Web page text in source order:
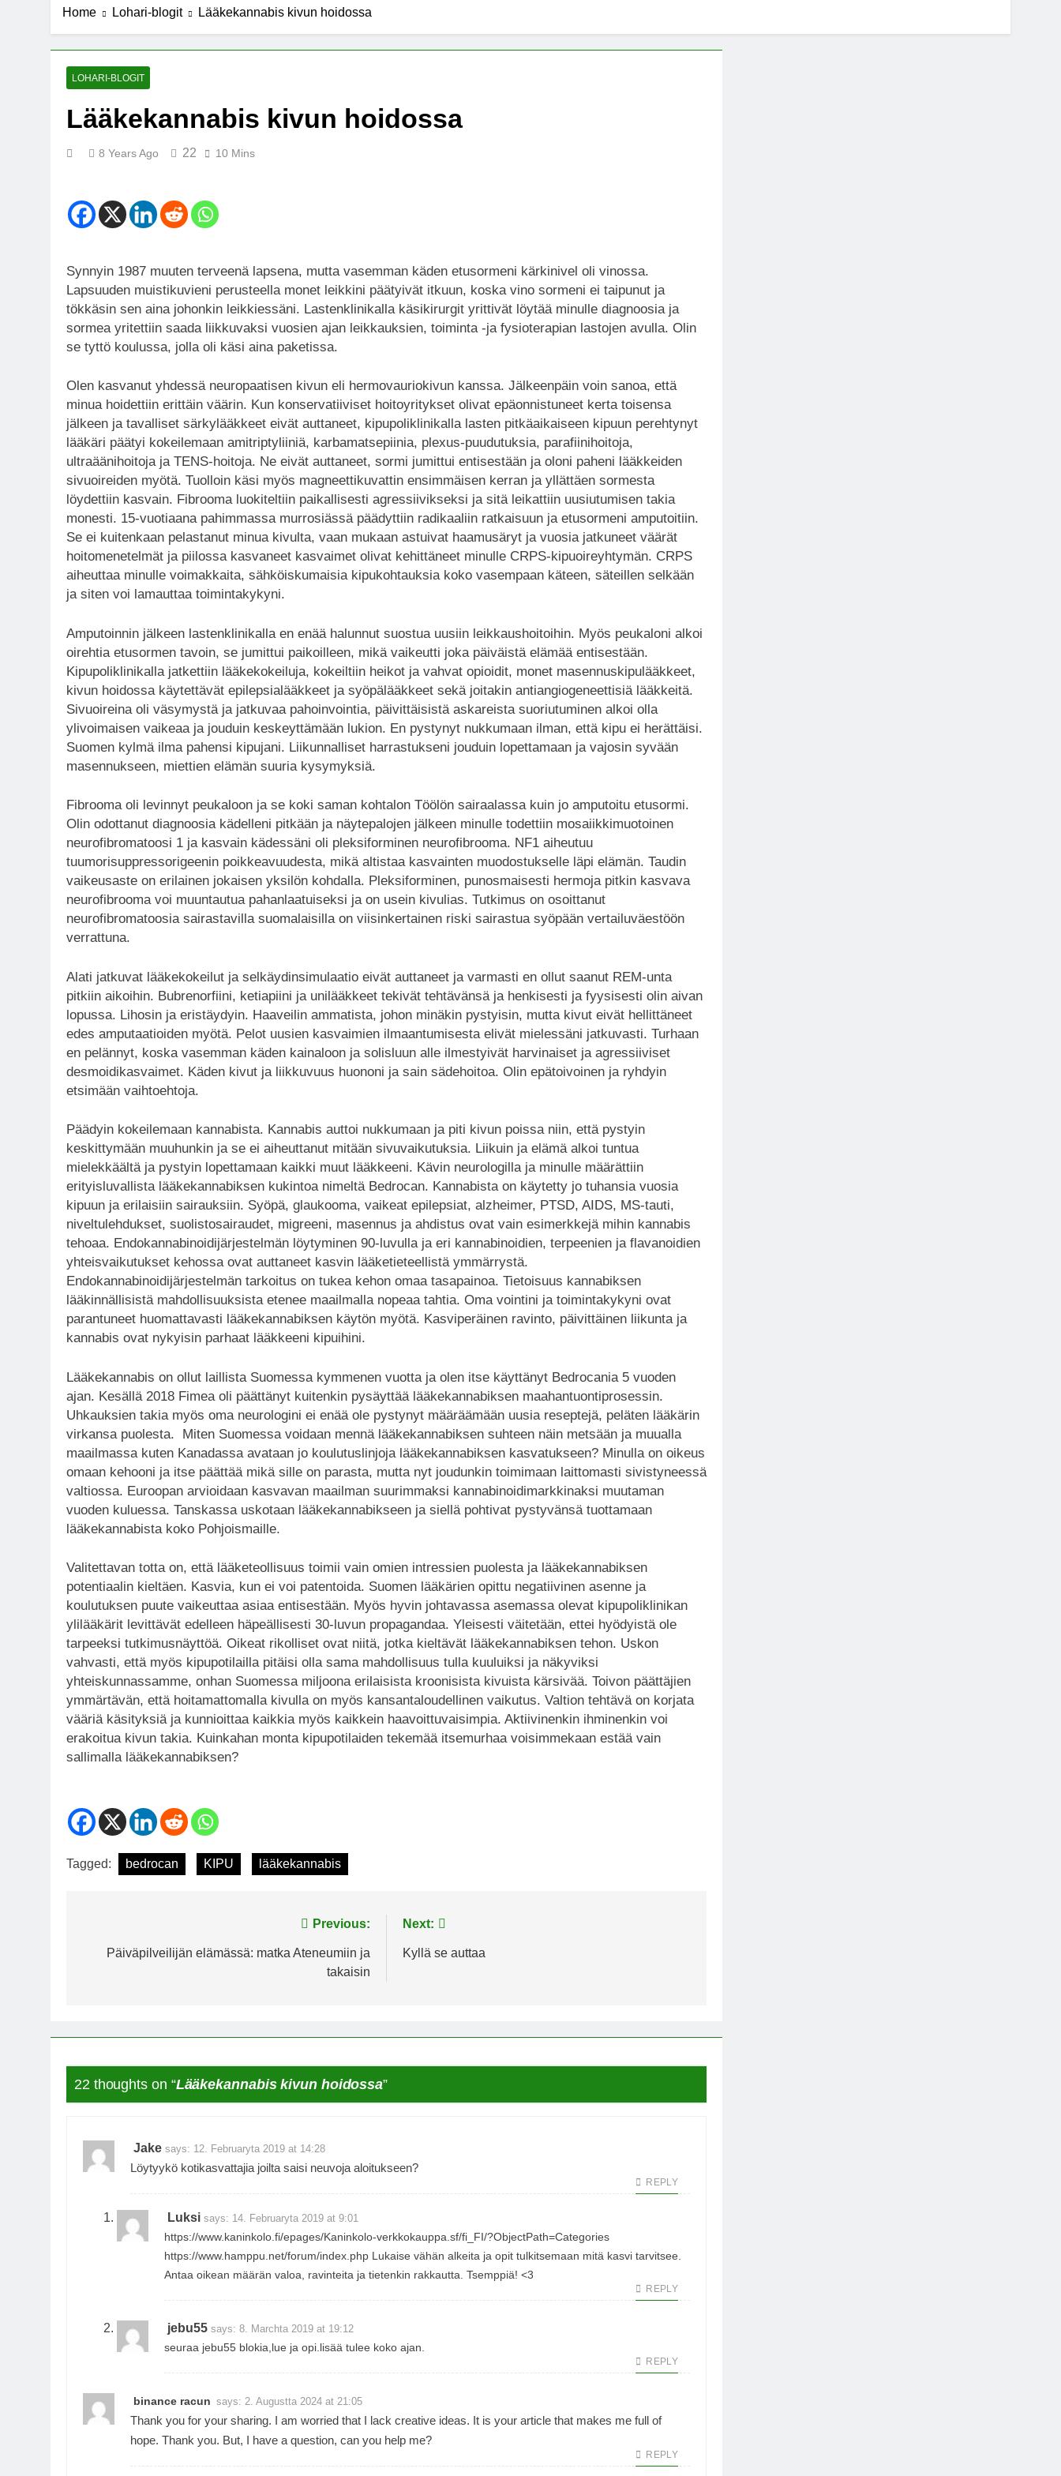
7 Years Ago
Michael J. Fox -säätiö lääkekannabistutkimusten kannalla
Meksiko äänestää kannabiksen viihdekäytön laillistamisesta
Home Lohari-blogit Lääkekannabis kivun hoidossa
LOHARI-BLOGIT
Lääkekannabis kivun hoidossa
8 Years Ago 22 10 Mins
Synnyin 1987 muuten terveenä lapsena, mutta vasemman käden etusormeni kärkinivel oli vinossa.
Lapsuuden muistikuvieni perusteella monet leikkini päätyivät itkuun, koska vino sormeni ei taipunut ja
tökkäsin sen aina johonkin leikkiessäni. Lastenklinikalla käsikirurgit yrittivät löytää minulle diagnoosia ja
sormea yritettiin saada liikkuvaksi vuosien ajan leikkauksien, toiminta -ja fysioterapian lastojen avulla. Olin
se tyttö koulussa, jolla oli käsi aina paketissa.
Olen kasvanut yhdessä neuropaatisen kivun eli hermovauriokivun kanssa. Jälkeenpäin voin sanoa, että
minua hoidettiin erittäin väärin. Kun konservatiiviset hoitoyritykset olivat epäonnistuneet kerta toisensa
jälkeen ja tavalliset särkylääkkeet eivät auttaneet, kipupoliklinikalla lasten pitkäaikaiseen kipuun perehtynyt
lääkäri päätyi kokeilemaan amitriptyliiniä, karbamatsepiinia, plexus-puudutuksia, parafiinihoitoja,
ultraäänihoitoja ja TENS-hoitoja. Ne eivät auttaneet, sormi jumittui entisestään ja oloni paheni lääkkeiden
sivuoireiden myötä. Tuolloin käsi myös magneettikuvattin ensimmäisen kerran ja yllättäen sormesta
löydettiin kasvain. Fibrooma luokiteltiin paikallisesti agressiivikseksi ja sitä leikattiin uusiutumisen takia
monesti. 15-vuotiaana pahimmassa murrosiässä päädyttiin radikaaliin ratkaisuun ja etusormeni amputoitiin.
Se ei kuitenkaan pelastanut minua kivulta, vaan mukaan astuivat haamusäryt ja vuosia jatkuneet väärät
hoitomenetelmät ja piilossa kasvaneet kasvaimet olivat kehittäneet minulle CRPS-kipuoireyhtymän. CRPS
aiheuttaa minulle voimakkaita, sähköiskumaisia kipukohtauksia koko vasempaan käteen, säteillen selkään
ja siten voi lamauttaa toimintakykyni.
Amputoinnin jälkeen lastenklinikalla en enää halunnut suostua uusiin leikkaushoitoihin. Myös peukaloni alkoi
oirehtia etusormen tavoin, se jumittui paikoilleen, mikä vaikeutti joka päiväistä elämää entisestään.
Kipupoliklinikalla jatkettiin lääkekokeiluja, kokeiltiin heikot ja vahvat opioidit, monet masennuskipulääkkeet,
kivun hoidossa käytettävät epilepsialääkkeet ja syöpälääkkeet sekä joitakin antiangiogeneettisiä lääkkeitä.
Sivuoireina oli väsymystä ja jatkuvaa pahoinvointia, päivittäisistä askareista suoriutuminen alkoi olla
ylivoimaisen vaikeaa ja jouduin keskeyttämään lukion. En pystynyt nukkumaan ilman, että kipu ei herättäisi.
Suomen kylmä ilma pahensi kipujani. Liikunnalliset harrastukseni jouduin lopettamaan ja vajosin syvään
masennukseen, miettien elämän suuria kysymyksiä.
Fibrooma oli levinnyt peukaloon ja se koki saman kohtalon Töölön sairaalassa kuin jo amputoitu etusormi.
Olin odottanut diagnoosia kädelleni pitkään ja näytepalojen jälkeen minulle todettiin mosaiikkimuotoinen
neurofibromatoosi 1 ja kasvain kädessäni oli pleksiforminen neurofibrooma. NF1 aiheutuu
tuumorisuppressorigeenin poikkeavuudesta, mikä altistaa kasvainten muodostukselle läpi elämän. Taudin
vaikeusaste on erilainen jokaisen yksilön kohdalla. Pleksiforminen, punosmaisesti hermoja pitkin kasvava
neurofibrooma voi muuntautua pahanlaatuiseksi ja on usein kivulias. Tutkimus on osoittanut
neurofibromatoosia sairastavilla suomalaisilla on viisinkertainen riski sairastua syöpään vertailuväestöön
verrattuna.
Alati jatkuvat lääkekokeilut ja selkäydinsimulaatio eivät auttaneet ja varmasti en ollut saanut REM-unta
pitkiin aikoihin. Bubrenorfiini, ketiapiini ja unilääkkeet tekivät tehtävänsä ja henkisesti ja fyysisesti olin aivan
lopussa. Lihosin ja eristäydyin. Haaveilin ammatista, johon minäkin pystyisin, mutta kivut eivät hellittäneet
edes amputaatioiden myötä. Pelot uusien kasvaimien ilmaantumisesta elivät mielessäni jatkuvasti. Turhaan
en pelännyt, koska vasemman käden kainaloon ja solisluun alle ilmestyivät harvinaiset ja agressiiviset
desmoidikasvaimet. Käden kivut ja liikkuvuus huononi ja sain sädehoitoa. Olin epätoivoinen ja ryhdyin
etsimään vaihtoehtoja.
Päädyin kokeilemaan kannabista. Kannabis auttoi nukkumaan ja piti kivun poissa niin, että pystyin
keskittymään muuhunkin ja se ei aiheuttanut mitään sivuvaikutuksia. Liikuin ja elämä alkoi tuntua
mielekkäältä ja pystyin lopettamaan kaikki muut lääkkeeni. Kävin neurologilla ja minulle määrättiin
erityisluvallista lääkekannabiksen kukintoa nimeltä Bedrocan. Kannabista on käytetty jo tuhansia vuosia
kipuun ja erilaisiin sairauksiin. Syöpä, glaukooma, vaikeat epilepsiat, alzheimer, PTSD, AIDS, MS-tauti,
niveltulehdukset, suolistosairaudet, migreeni, masennus ja ahdistus ovat vain esimerkkejä mihin kannabis
tehoaa. Endokannabinoidijärjestelmän löytyminen 90-luvulla ja eri kannabinoidien, terpeenien ja flavanoidien
yhteisvaikutukset kehossa ovat auttaneet kasvin lääketieteellistä ymmärrystä.
Endokannabinoidijärjestelmän tarkoitus on tukea kehon omaa tasapainoa. Tietoisuus kannabiksen
lääkinnällisistä mahdollisuuksista etenee maailmalla nopeaa tahtia. Oma vointini ja toimintakykyni ovat
parantuneet huomattavasti lääkekannabiksen käytön myötä. Kasviperäinen ravinto, päivittäinen liikunta ja
kannabis ovat nykyisin parhaat lääkkeeni kipuihini.
Lääkekannabis on ollut laillista Suomessa kymmenen vuotta ja olen itse käyttänyt Bedrocania 5 vuoden
ajan. Kesällä 2018 Fimea oli päättänyt kuitenkin pysäyttää lääkekannabiksen maahantuontiprosessin.
Uhkauksien takia myös oma neurologini ei enää ole pystynyt määräämään uusia reseptejä, peläten lääkärin
virkansa puolesta. Miten Suomessa voidaan mennä lääkekannabiksen suhteen näin metsään ja muualla
maailmassa kuten Kanadassa avataan jo koulutuslinjoja lääkekannabiksen kasvatukseen? Minulla on oikeus
omaan kehooni ja itse päättää mikä sille on parasta, mutta nyt joudunkin toimimaan laittomasti sivistyneessä
valtiossa. Euroopan arvioidaan kasvavan maailman suurimmaksi kannabinoidimarkkinaksi muutaman
vuoden kuluessa. Tanskassa uskotaan lääkekannabikseen ja siellä pohtivat pystyvänsä tuottamaan
lääkekannabista koko Pohjoismaille.
Valitettavan totta on, että lääketeollisuus toimii vain omien intressien puolesta ja lääkekannabiksen
potentiaalin kieltäen. Kasvia, kun ei voi patentoida. Suomen lääkärien opittu negatiivinen asenne ja
koulutuksen puute vaikeuttaa asiaa entisestään. Myös hyvin johtavassa asemassa olevat kipupoliklinikan
ylilääkärit levittävät edelleen häpeällisesti 30-luvun propagandaa. Yleisesti väitetään, ettei hyödyistä ole
tarpeeksi tutkimusnäyttöä. Oikeat rikolliset ovat niitä, jotka kieltävät lääkekannabiksen tehon. Uskon
vahvasti, että myös kipupotilailla pitäisi olla sama mahdollisuus tulla kuuluiksi ja näkyviksi
yhteiskunnassamme, onhan Suomessa miljoona erilaisista kroonisista kivuista kärsivää. Toivon päättäjien
ymmärtävän, että hoitamattomalla kivulla on myös kansantaloudellinen vaikutus. Valtion tehtävä on korjata
vääriä käsityksiä ja kunnioittaa kaikkia myös kaikkein haavoittuvaisimpia. Aktiivinenkin ihminenkin voi
erakoitua kivun takia. Kuinkahan monta kipupotilaiden tekemää itsemurhaa voisimmekaan estää vain
sallimalla lääkekannabiksen?
Tagged: bedrocan KIPU lääkekannabis
navigation
Previous:
Päiväpilveilijän elämässä: matka Ateneumiin ja
takaisin
Next:
Kyllä se auttaa
22 thoughts on “Lääkekannabis kivun hoidossa”
Jake says: 12. Februaryta 2019 at 14:28
Löytyykö kotikasvattajia joilta saisi neuvoja aloitukseen?
REPLY
Luksi says: 14. Februaryta 2019 at 9:01
https://www.kaninkolo.fi/epages/Kaninkolo-verkkokauppa.sf/fi_FI/?ObjectPath=Categories
https://www.hamppu.net/forum/index.php Lukaise vähän alkeita ja opit tulkitsemaan mitä kasvi tarvitsee.
Antaa oikean määrän valoa, ravinteita ja tietenkin rakkautta. Tsemppiä! <3
REPLY
jebu55 says: 8. Marchta 2019 at 19:12
seuraa jebu55 blokia,lue ja opi.lisää tulee koko ajan.
REPLY
binance racun says: 2. Augustta 2024 at 21:05
Thank you for your sharing. I am worried that I lack creative ideas. It is your article that makes me full of
hope. Thank you. But, I have a question, can you help me?
REPLY